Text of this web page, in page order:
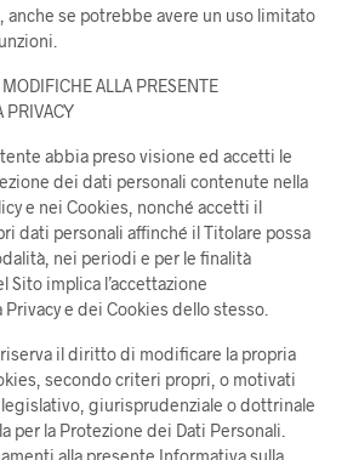
anche se potrebbe avere un uso limitato
ALLA PRESENTE
PRIVACY
abbia preso visione ed accetti le
dei dati personali contenute nella
e nei Cookies, nonché accetti il
dati personali affinché il Titolare possa
nei periodi e per le finalità
Sito implica l’accettazione
Privacy e dei Cookies dello stesso.
il diritto di modificare la propria
secondo criteri propri, o motivati
giurisprudenziale o dottrinale
per la Protezione dei Dati Personali.
alla presente Informativa sulla